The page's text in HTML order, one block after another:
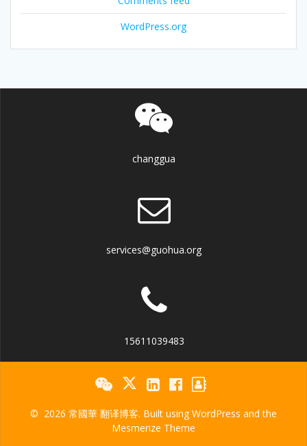
WordPress.org
changgua
services@guohua.org
15611039483
© 2026 常國華 翻译博客. Built using WordPress and the
Mesmerize Theme